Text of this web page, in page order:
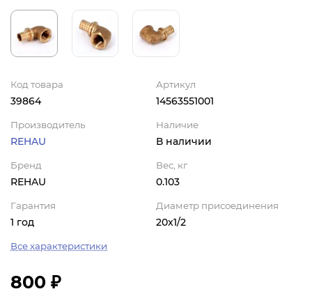
Код товара
39864
Артикул
14563551001
Производитель
REHAU
Наличие
В наличии
Бренд
REHAU
Вес, кг
0.103
Гарантия
1 год
Диаметр присоединения
20x1/2
Все характеристики
800 ₽